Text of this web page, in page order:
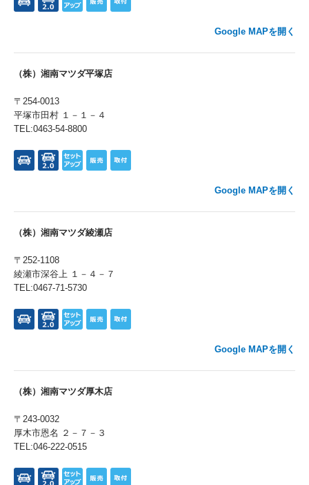
Google MAPを開く
（株）湘南マツダ平塚店
〒254-0013
平塚市田村 １－１－４
TEL:0463-54-8800
Google MAPを開く
（株）湘南マツダ綾瀬店
〒252-1108
綾瀬市深谷上 １－４－７
TEL:0467-71-5730
Google MAPを開く
（株）湘南マツダ厚木店
〒243-0032
厚木市恩名 ２－７－３
TEL:046-222-0515